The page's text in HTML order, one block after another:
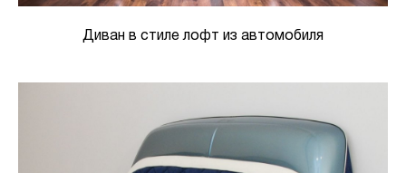
Диван в стиле лофт из автомобиля